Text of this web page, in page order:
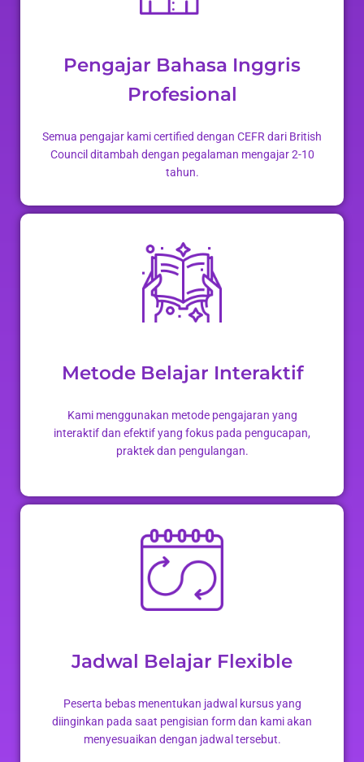
Pengajar Bahasa Inggris
Profesional
Semua pengajar kami certified dengan CEFR dari British
Council ditambah dengan pegalaman mengajar 2-10
tahun.
Metode Belajar Interaktif
Kami menggunakan metode pengajaran yang
interaktif dan efektif yang fokus pada pengucapan,
praktek dan pengulangan.
Jadwal Belajar Flexible
Peserta bebas menentukan jadwal kursus yang
diinginkan pada saat pengisian form dan kami akan
menyesuaikan dengan jadwal tersebut.